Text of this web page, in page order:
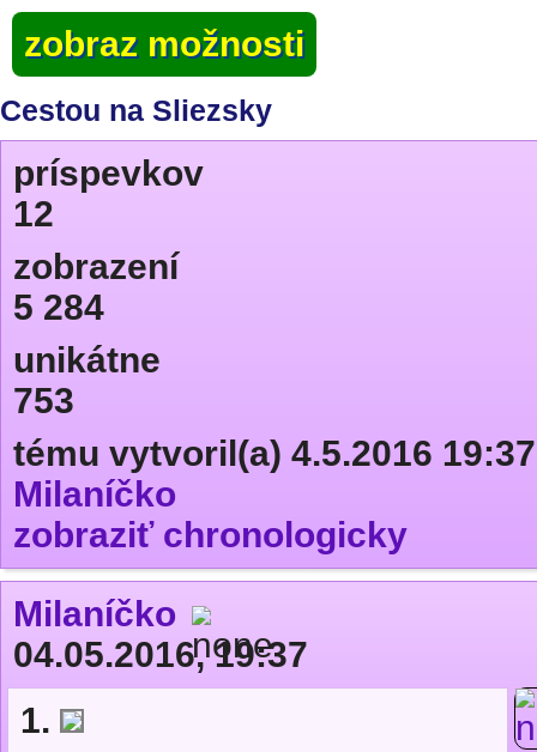
zobraz možnosti
Cestou na Sliezsky
príspevkov
12
zobrazení
5 284
unikátne
753
tému vytvoril(a) 4.5.2016 19:37
Milaníčko
zobraziť chronologicky
Milaníčko
04.05.2016, 19:37
1.